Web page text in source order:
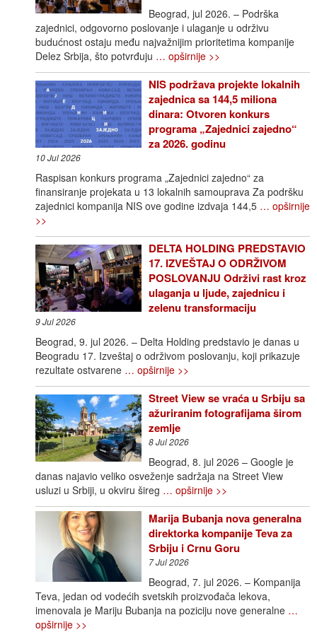
Beograd, jul 2026. – Podrška
zajednici, odgovorno poslovanje i ulaganje u održivu
budućnost ostaju među najvažnijim prioritetima kompanije
Delez Srbija, što potvrđuju … opširnije >>
NIS podržava projekte lokalnih
zajednica sa 144,5 miliona
dinara: Otvoren konkurs
programa „Zajednici zajedno“
za 2026. godinu
10 Jul 2026
Raspisan konkurs programa „Zajednici zajedno“ za
finansiranje projekata u 13 lokalnih samouprava Za podršku
zajednici kompanija NIS ove godine izdvaja 144,5 … opširnije
>>
DELTA HOLDING PREDSTAVIO
17. IZVEŠTAJ O ODRŽIVOM
POSLOVANJU Održivi rast kroz
ulaganja u ljude, zajednicu i
zelenu transformaciju
9 Jul 2026
Beograd, 9. jul 2026. – Delta Holding predstavio je danas u
Beogradu 17. Izveštaj o održivom poslovanju, koji prikazuje
rezultate ostvarene … opširnije >>
Street View se vraća u Srbiju sa
ažuriranim fotografijama širom
zemlje
8 Jul 2026
Beograd, 8. jul 2026 – Google je
danas najavio veliko osveženje sadržaja na Street View
usluzi u Srbiji, u okviru šireg … opširnije >>
Marija Bubanja nova generalna
direktorka kompanije Teva za
Srbiju i Crnu Goru
7 Jul 2026
Beograd, 7. jul 2026. – Kompanija
Teva, jedan od vodećih svetskih proizvođača lekova,
imenovala je Mariju Bubanja na poziciju nove generalne …
opširnije >>